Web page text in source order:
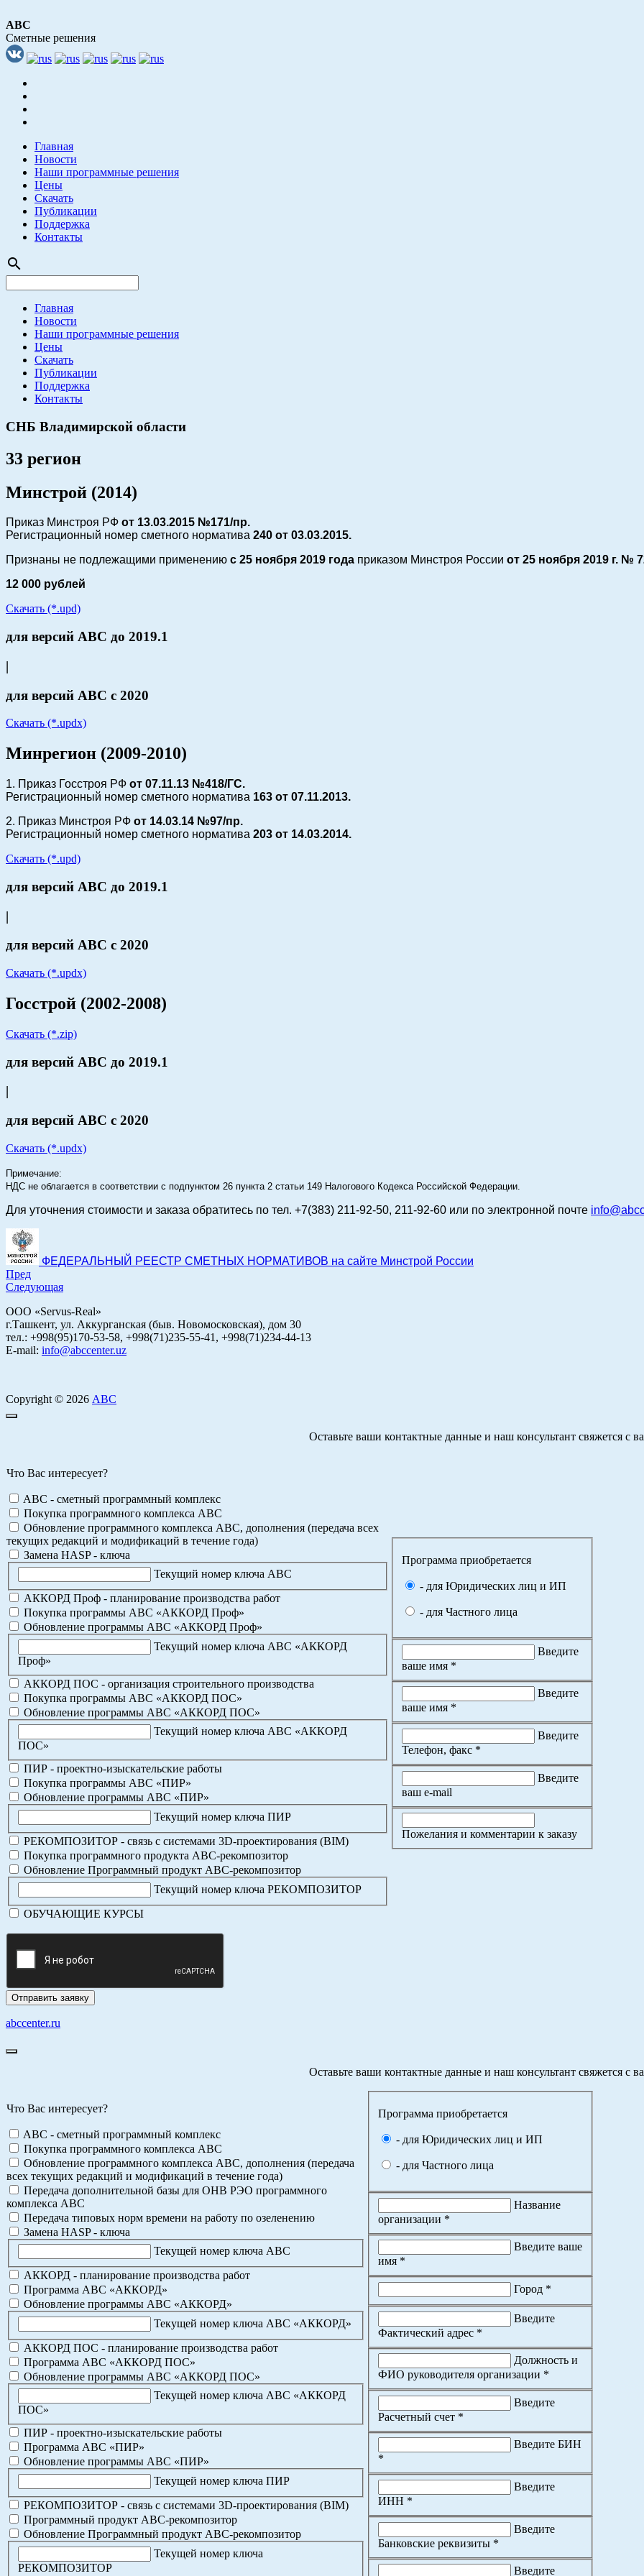
АВС
Сметные решения
Главная
Новости
Наши программные решения
Цены
Скачать
Публикации
Поддержка
Контакты
search
Главная
Новости
Наши программные решения
Цены
Скачать
Публикации
Поддержка
Контакты
СНБ Владимирской области
33 регион
Минстрой (2014)
Приказ Минстроя РФ от 13.03.2015 №171/пр.
Регистрационный номер сметного норматива 240 от 03.03.2015.
Признаны не подлежащими применению с 25 ноября 2019 года приказом Минстроя России от 25 ноября 2019 г. №
12 000 рублей
Скачать (*.upd)
для версий АВС до 2019.1
|
для версий АВС с 2020
Скачать (*.updx)
Минрегион (2009-2010)
1. Приказ Госстроя РФ от 07.11.13 №418/ГС.
Регистрационный номер сметного норматива 163 от 07.11.2013.
2. Приказ Минстроя РФ от 14.03.14 №97/пр.
Регистрационный номер сметного норматива 203 от 14.03.2014.
Скачать (*.upd)
для версий АВС до 2019.1
|
для версий АВС с 2020
Скачать (*.updx)
Госстрой (2002-2008)
Скачать (*.zip)
для версий АВС до 2019.1
|
для версий АВС с 2020
Скачать (*.updx)
Примечание:
НДС не облагается в соответствии с подпунктом 26 пункта 2 статьи 149 Налогового Кодекса Российской Федерации.
Для уточнения стоимости и заказа обратитесь по тел. +7(383) 211-92-50, 211-92-60 или по электронной почте
ФЕДЕРАЛЬНЫЙ РЕЕСТР СМЕТНЫХ НОРМАТИВОВ на сайте Минстрой России
Пред
Следующая
ООО «Servus-Real»
г.Ташкент, ул. Аккурганская (быв. Новомосковская), дом 30
тел.: +998(95)170-53-58, +998(71)235-55-41, +998(71)234-44-13
E-mail: info@abccenter.uz
Copyright © 2026 АВС
Оставьте ваши контактные данные и наш консультант свяжется с
Что Вас интересует?
ABC - сметный программный комплекс
Покупка программного комплекса АВС
Обновление программного комплекса АВС, дополнения (передача всех
текущих редакций и модификаций в течение года)
Замена HASP - ключа
Текущий номер ключа АВС
АККОРД Проф - планирование производства работ
Покупка программы АВС «АККОРД Проф»
Обновление программы АВС «АККОРД Проф»
Текущий номер ключа АВС «АККОРД
Проф»
АККОРД ПОС - организация строительного производства
Покупка программы АВС «АККОРД ПОС»
Обновление программы АВС «АККОРД ПОС»
Текущий номер ключа АВС «АККОРД
ПОС»
ПИР - проектно-изыскательские работы
Покупка программы АВС «ПИР»
Обновление программы АВС «ПИР»
Текущий номер ключа ПИР
РЕКОМПОЗИТОР - связь с системами 3D-проектирования (BIM)
Покупка программного продукта АВС-рекомпозитор
Обновление Программный продукт АВС-рекомпозитор
Текущий номер ключа РЕКОМПОЗИТОР
ОБУЧАЮЩИЕ КУРСЫ
Программа приобретается
- для Юридических лиц и ИП
- для Частного лица
Введите
ваше имя *
Введите
ваше имя *
Введите
Телефон, факс *
Введите
ваш e-mail
Пожелания и комментарии к заказу
abccenter.ru
Оставьте ваши контактные данные и наш консультант свяжется с
Что Вас интересует?
ABC - сметный программный комплекс
Покупка программного комплекса АВС
Обновление программного комплекса АВС, дополнения (передача
всех текущих редакций и модификаций в течение года)
Передача дополнительной базы для ОНВ РЭО программного
комплекса АВС
Передача типовых норм времени на работу по озеленению
Замена HASP - ключа
Текущей номер ключа АВС
АККОРД - планирование производства работ
Программа АВС «АККОРД»
Обновление программы АВС «АККОРД»
Текущей номер ключа АВС «АККОРД»
АККОРД ПОС - планирование производства работ
Программа АВС «АККОРД ПОС»
Обновление программы АВС «АККОРД ПОС»
Текущей номер ключа АВС «АККОРД
ПОС»
ПИР - проектно-изыскательские работы
Программа АВС «ПИР»
Обновление программы АВС «ПИР»
Текущей номер ключа ПИР
РЕКОМПОЗИТОР - связь с системами 3D-проектирования (BIM)
Программный продукт АВС-рекомпозитор
Обновление Программный продукт АВС-рекомпозитор
Текущей номер ключа
РЕКОМПОЗИТОР
Программа приобретается
- для Юридических лиц и ИП
- для Частного лица
Название
организации *
Введите ваше
имя *
Город *
Введите
Фактический адрес *
Должность и
ФИО руководителя организации *
Введите
Расчетный счет *
Введите БИН
*
Введите
ИНН *
Введите
Банковские реквизиты *
Введите